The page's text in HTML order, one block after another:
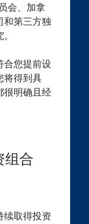
会、加拿
和第三方独
合您提前设
将得到具
很明确且经
组合
续取得投资